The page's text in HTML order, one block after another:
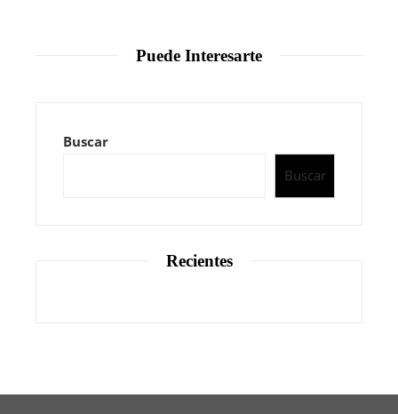
Puede Interesarte
Buscar
Buscar
Recientes